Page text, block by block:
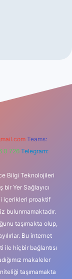
Teams:
0 726 Telegram:
Bilgi Teknolojileri
bir Yer Sağlayıcı
içerikleri proaktif
bulunmamaktadır.
taşımakta olup,
Bu internet
ile hiçbir bağlantısı
makaleler
taşımamakta